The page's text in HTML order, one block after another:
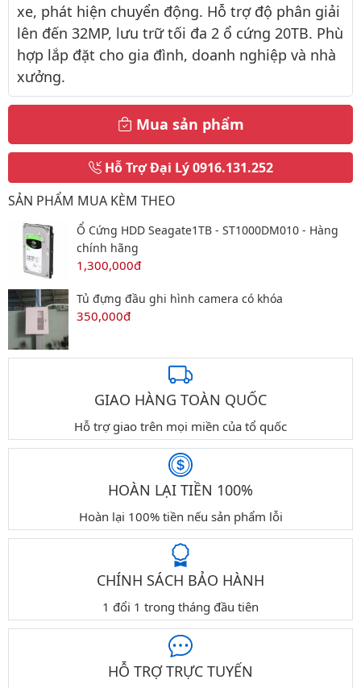
xe, phát hiện chuyển động. Hỗ trợ độ phân giải
lên đến 32MP, lưu trữ tối đa 2 ổ cứng 20TB. Phù
hợp lắp đặt cho gia đình, doanh nghiệp và nhà
xưởng.
Mua sản phẩm
Hỗ Trợ Đại Lý0916.131.252
SẢN PHẨM MUA KÈM THEO
Ổ Cứng HDD Seagate1TB - ST1000DM010 - Hàng
chính hãng
1,300,000đ
Tủ đựng đầu ghi hình camera có khóa
350,000đ
GIAO HÀNG TOÀN QUỐC
Hỗ trợ giao trên mọi miền của tổ quốc
HOÀN LẠI TIỀN 100%
Hoàn lại 100% tiền nếu sản phẩm lỗi
CHÍNH SÁCH BẢO HÀNH
1 đổi 1 trong tháng đầu tiên
HỖ TRỢ TRỰC TUYẾN